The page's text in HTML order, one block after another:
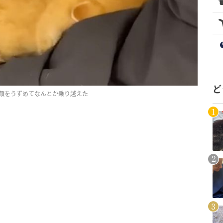
をうずめてなんとか乗り越えた